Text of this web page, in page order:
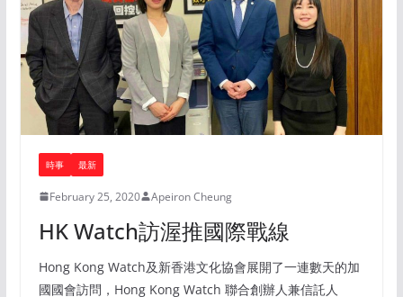
時事 最新
February 25, 2020 Apeiron Cheung
HK Watch訪渥推國際戰線
Hong Kong Watch及新香港文化協會展開了一連數天的加
國國會訪問，Hong Kong Watch 聯合創辦人兼信託人